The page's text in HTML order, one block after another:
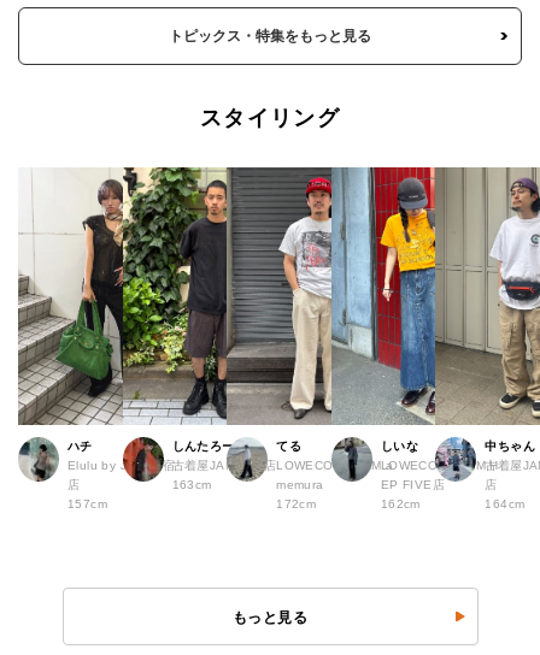
トピックス・特集をもっと見る
スタイリング
ハチ
Elulu by JAM 原宿
店
157cm
しんたろー
古着屋JAM 仙台店
163cm
てる
LOWECO by JAM a
memura
172cm
しいな
LOWECO by JAM H
EP FIVE店
162cm
中ちゃん
古着屋
店
164cm
もっと見る